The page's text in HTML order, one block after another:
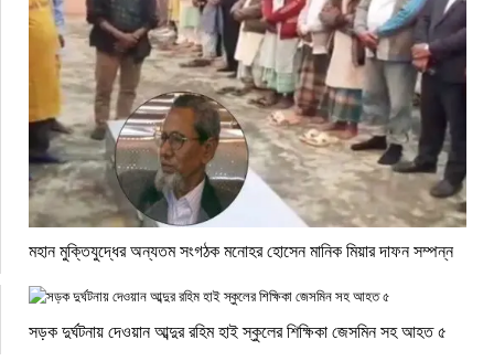
মহান মুক্তিযুদ্ধের অন্যতম সংগঠক মনোহর হোসেন মানিক মিয়ার দাফন সম্পন্ন
সড়ক দুর্ঘটনায় দেওয়ান আব্দুর রহিম হাই স্কুলের শিক্ষিকা জেসমিন সহ আহত ৫